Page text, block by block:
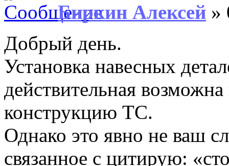
Биркин Алексей »
Добрый день.
Установка навесных
действительная
конструкцию ТС.
Однако это явно не ваш
связанное с цитирую: